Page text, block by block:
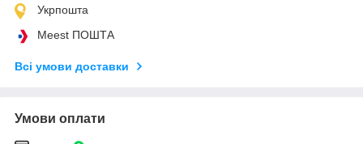
Укрпошта
Meest ПОШТА
Всі умови доставки
Умови оплати